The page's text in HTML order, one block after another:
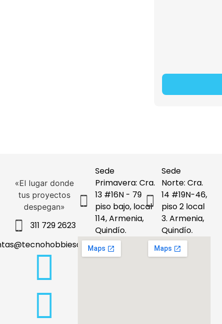
«El lugar donde
tus proyectos
despegan»
311 729 2623
Sede
Primavera: Cra.
13 #16N - 79
piso bajo, local
114, Armenia,
Quindío.
Sede
Norte: Cra.
14 #19N-46,
piso 2 local
3. Armenia,
Quindío.